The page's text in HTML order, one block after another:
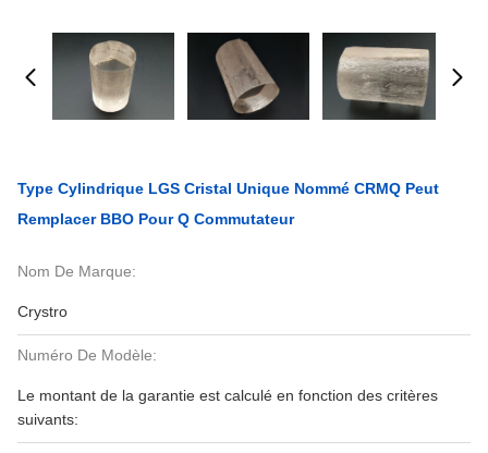
Type Cylindrique LGS Cristal Unique Nommé CRMQ Peut
Remplacer BBO Pour Q Commutateur
Nom De Marque:
Crystro
Numéro De Modèle:
Le montant de la garantie est calculé en fonction des critères
suivants: